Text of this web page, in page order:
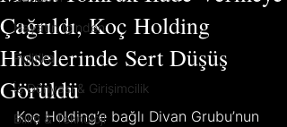
Hayatın İçinden
Politika
İş Dünyası & Girişimcilik
Bilim & Teknoloji
Çağrıldı, Koç Holding
Hisselerinde Sert Düşüş
Görüldü
Koç Holding’e bağlı Divan Grubu’nun